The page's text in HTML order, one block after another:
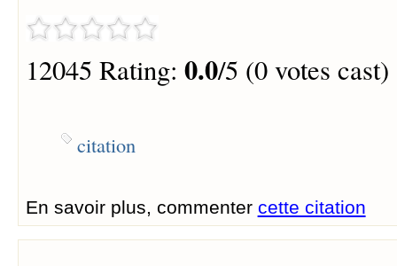
12045 Rating: 0.0/5 (0 votes cast)
citation
En savoir plus, commenter cette citation